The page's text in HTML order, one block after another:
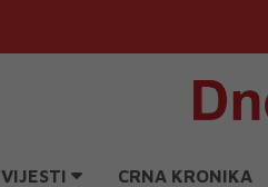
VIJESTI CRNA KRONIKA